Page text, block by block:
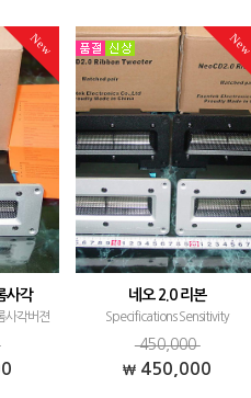
구멍을 뚫
약해서
1…
New
사각
사각버젼
New
네오 2.0 리본
Specifications Sensitivity
97dB/1m/2.83v Power handling
20W nominal, 50W max
450,000
450,000